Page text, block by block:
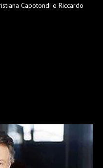
Capotondi e Riccardo